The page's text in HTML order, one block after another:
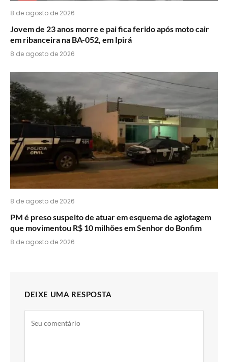
8 de agosto de 2026
Jovem de 23 anos morre e pai fica ferido após moto cair
em ribanceira na BA-052, em Ipirá
8 de agosto de 2026
8 de agosto de 2026
PM é preso suspeito de atuar em esquema de agiotagem
que movimentou R$ 10 milhões em Senhor do Bonfim
8 de agosto de 2026
DEIXE UMA RESPOSTA